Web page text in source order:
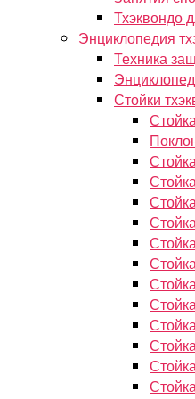
Тхэквондо
Энциклопедия
Техника
Стойки